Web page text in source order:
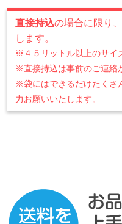
直接持込の場合に限り
します。
※４５リットル以上のサイ
※直接持込は事前のご連絡
※袋にはできるだけたくさ
力お願いいたします。